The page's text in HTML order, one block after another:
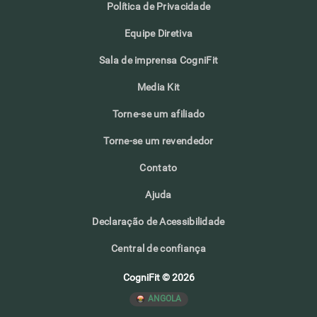
Política de Privacidade
Equipe Diretiva
Sala de imprensa CogniFit
Media Kit
Torne-se um afiliado
Torne-se um revendedor
Contato
Ajuda
Declaração de Acessibilidade
Central de confiança
CogniFit © 2026
ANGOLA